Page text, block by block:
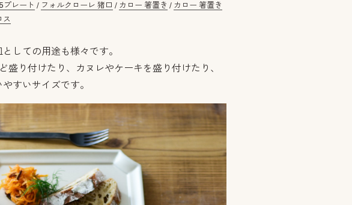
プレート / フォルクローレ 猪口 / カロー 箸置き / カロー 箸置き
ス
しての用途も様々です。
盛り付けたり、カヌレやケーキを盛り付けたり、
すいサイズです。